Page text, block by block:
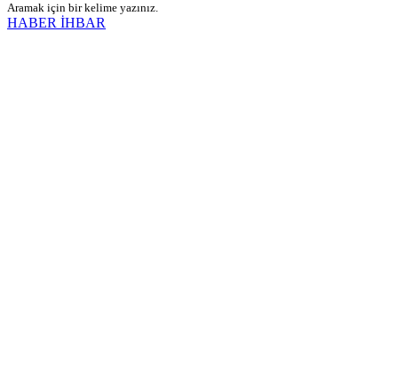
Aramak için bir kelime yazınız.
HABER İHBAR